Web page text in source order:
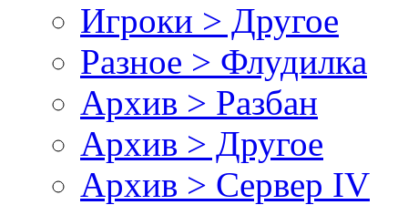
Игроки > Другое
Разное > Флудилка
Архив > Разбан
Архив > Другое
Архив > Сервер IV